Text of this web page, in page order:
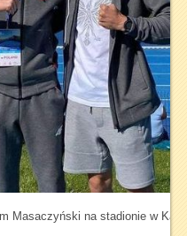
Masaczyński na stadionie w